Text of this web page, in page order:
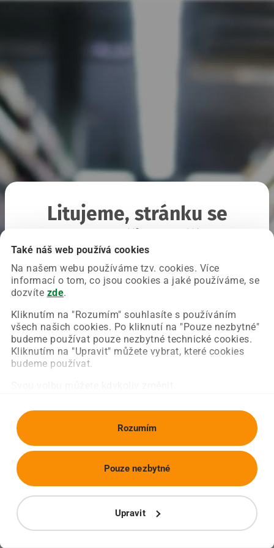
Také náš web používá cookies
Na našem webu používáme tzv. cookies. Více
informací o tom, co jsou cookies a jaké používáme, se
dozvíte zde.
Kliknutím na "Rozumím" souhlasíte s používáním
všech našich cookies. Po kliknutí na "Pouze nezbytné"
budeme používat pouze nezbytné technické cookies.
Kliknutím na "Upravit" můžete vybrat, které cookies
budeme používat.
Rozumím
Upravit
Pouze nezbytné
Litujeme, stránku se
Chyba nastala na naší straně a už ji opravujeme.
Zkuste prosím znovu načíst požadovanou stránku.
Obnovit stránku Úvodní strana